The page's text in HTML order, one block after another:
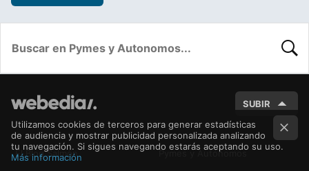
SUBIR
El Blog Salmón Pymes y Autónomos
Utilizamos cookies de terceros para generar estadísticas
de audiencia y mostrar publicidad personalizada analizando
tu navegación. Si sigues navegando estarás aceptando su uso.
Más información